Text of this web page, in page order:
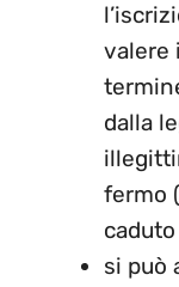
valere
dalla
fermo
si può